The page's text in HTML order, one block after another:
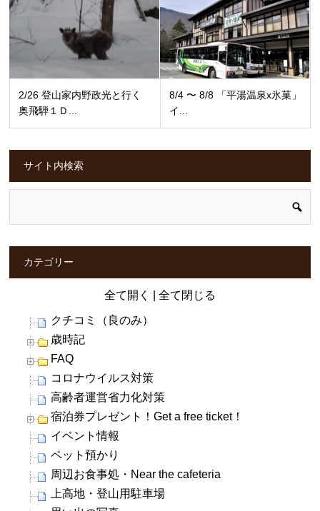
2/26 登山家内野政光と行く
奥飛騨１Ｄ...
8/4 〜 8/8 「平湯温泉x氷菓」
イ...
サイト内検索
カテゴリー
全て開く 全て閉じる
クチコミ（良のみ）
歳時記
FAQ
コロナウイルス対策
高齢者運営省力化対策
宿泊券プレゼント！Get a free ticket！
イベント情報
ペット預かり
周辺お食事処・Near the cafeteria
上高地・登山用駐車場